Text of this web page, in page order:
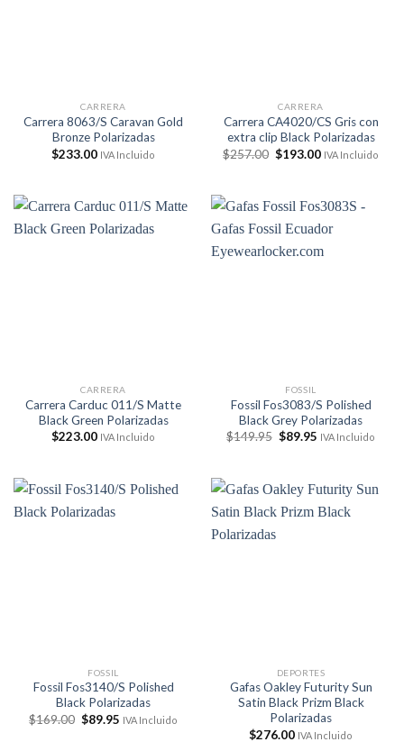
CARRERA
Carrera 8063/S Caravan Gold
Bronze Polarizadas
$233.00 IVA Incluido
CARRERA
Carrera CA4020/CS Gris con
extra clip Black Polarizadas
$257.00 El
precio
$257.00.
$193.00El
$193.00.
IVA Incluido
CARRERA
Carrera Carduc 011/S Matte
Black Green Polarizadas
$223.00 IVA Incluido
FOSSIL
Fossil Fos3083/S Polished
Black Grey Polarizadas
$149.95 El
$149.95.
$89.95 El
$89.95.
IVA Incluido
FOSSIL
Fossil Fos3140/S Polished
Black Polarizadas
$169.00 El
$89.95 El
IVA Incluido
DEPORTES
Gafas Oakley Futurity Sun
Satin Black Prizm Black
Polarizadas
$276.00 IVA Incluido